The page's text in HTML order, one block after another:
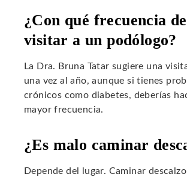
¿Con qué frecuencia
visitar a un podólogo?
La Dra. Bruna Tatar sugiere una
una vez al año, aunque si tienes
crónicos como diabetes, deberías
mayor frecuencia.
¿Es malo caminar
Depende del lugar. Caminar